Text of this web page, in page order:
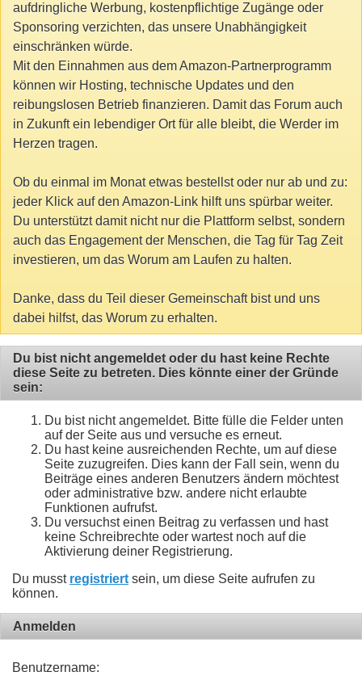
aufdringliche Werbung, kostenpflichtige Zugänge oder
Sponsoring verzichten, das unsere Unabhängigkeit
einschränken würde.
Mit den Einnahmen aus dem Amazon-Partnerprogramm
können wir Hosting, technische Updates und den
reibungslosen Betrieb finanzieren. Damit das Forum auch
in Zukunft ein lebendiger Ort für alle bleibt, die Werder im
Herzen tragen.
Ob du einmal im Monat etwas bestellst oder nur ab und zu:
jeder Klick auf den Amazon-Link hilft uns spürbar weiter.
Du unterstützt damit nicht nur die Plattform selbst, sondern
auch das Engagement der Menschen, die Tag für Tag Zeit
investieren, um das Worum am Laufen zu halten.
Danke, dass du Teil dieser Gemeinschaft bist und uns
dabei hilfst, das Worum zu erhalten.
Du bist nicht angemeldet oder du hast keine Rechte
diese Seite zu betreten. Dies könnte einer der Gründe
sein:
Du bist nicht angemeldet. Bitte fülle die Felder unten
auf der Seite aus und versuche es erneut.
Du hast keine ausreichenden Rechte, um auf diese
Seite zuzugreifen. Dies kann der Fall sein, wenn du
Beiträge eines anderen Benutzers ändern möchtest
oder administrative bzw. andere nicht erlaubte
Funktionen aufrufst.
Du versuchst einen Beitrag zu verfassen und hast
keine Schreibrechte oder wartest noch auf die
Aktivierung deiner Registrierung.
Du musst registriert sein, um diese Seite aufrufen zu
können.
Anmelden
Benutzername: